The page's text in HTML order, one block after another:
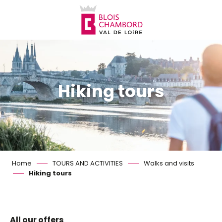
principal
Hiking tours
Home TOURS AND ACTIVITIES
Walks and visits
Hiking tours